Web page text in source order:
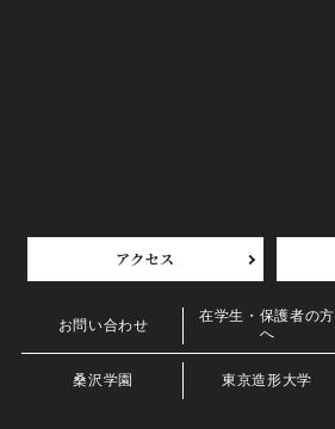
アクセス
お問い合わせ
在学生・保護者の方
へ
桑沢学園 東京造形大学